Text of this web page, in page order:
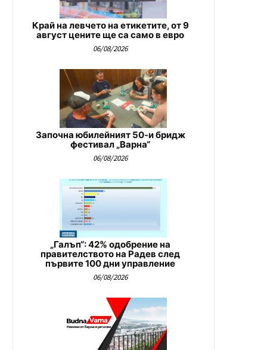
Край на левчето на етикетите, от 9
август цените ще са само в евро
06/08/2026
Започна юбилейният 50-и бридж
фестивал „Варна“
06/08/2026
„Галъп“: 42% одобрение на
правителството на Радев след
първите 100 дни управление
06/08/2026